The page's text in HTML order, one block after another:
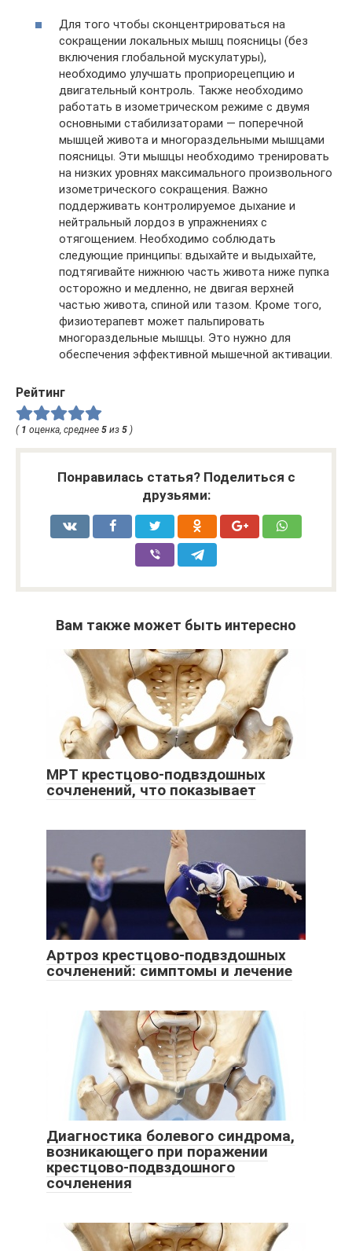
Для того чтобы сконцентрироваться на
сокращении локальных мышц поясницы (без
включения глобальной мускулатуры),
необходимо улучшать проприорецепцию и
двигательный контроль. Также необходимо
работать в изометрическом режиме с двумя
основными стабилизаторами — поперечной
мышцей живота и многораздельными мышцами
поясницы. Эти мышцы необходимо тренировать
на низких уровнях максимального произвольного
изометрического сокращения. Важно
поддерживать контролируемое дыхание и
нейтральный лордоз в упражнениях с
отягощением. Необходимо соблюдать
следующие принципы: вдыхайте и выдыхайте,
подтягивайте нижнюю часть живота ниже пупка
осторожно и медленно, не двигая верхней
частью живота, спиной или тазом. Кроме того,
физиотерапевт может пальпировать
многораздельные мышцы. Это нужно для
обеспечения эффективной мышечной активации.
Рейтинг
( 1 оценка, среднее 5 из 5 )
Понравилась статья? Поделиться с
друзьями:
Вам также может быть интересно
МРТ крестцово-подвздошных
сочленений, что показывает
Артроз крестцово-подвздошных
сочленений: симптомы и лечение
Диагностика болевого синдрома,
возникающего при поражении
крестцово-подвздошного
сочленения